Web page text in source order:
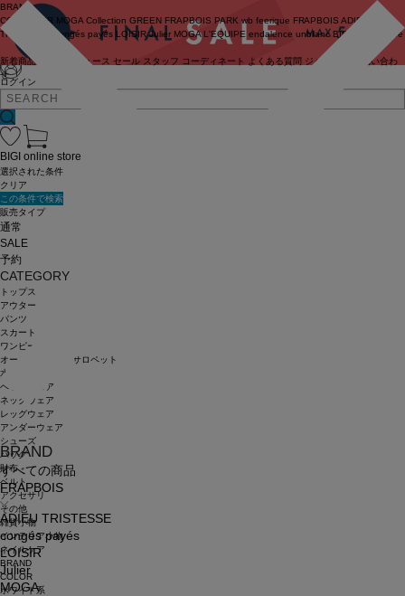
ログイン
BRAND
COUTURIER MOGA Collection GREEN FRAPBOIS PARK wb feerique FRAPBOIS ADIEU
TRISTESSE
congés payés LOISIR Julier MOGA L'EQUIPE endalence unbilanc BIGI online store
新着商品 ニュース セール スタッフ コーディネート よくある質問 ジャーナル
お問い合わ
せ
BRAND
すべての商品
FRAPBOIS
ADIEU TRISTESSE
congés payés
LOISIR
Julier
MOGA
BIGI online store
選択された条件
クリア
この条件で検索
販売タイプ
通常
SALE
予約
CATEGORY
トップス
アウター
パンツ
スカート
ワンピース
オールインワン・サロペット
水着
ヘッドウェア
ネックウェア
レッグウェア
アンダーウェア
シューズ
バッグ
財布
ベルト
アクセサリ
その他
雑貨小物
インテリア小物
ネイルケア
BRAND
COLOR
ホワイト系